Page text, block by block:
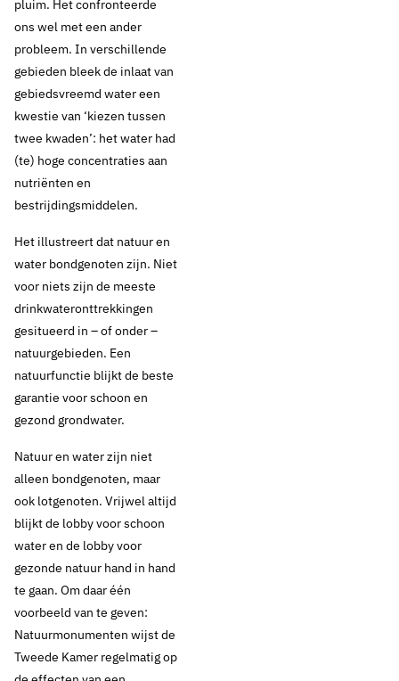
Column Natuur en
water: bondgenoten
én lotgenoten…
6 augustus 2019 Nieuws
Thema's:
pluim. Het confronteerde
ons wel met een ander
probleem. In verschillende
gebieden bleek de inlaat van
gebiedsvreemd water een
kwestie van ‘kiezen tussen
twee kwaden’: het water had
(te) hoge concentraties aan
nutriënten en
bestrijdingsmiddelen.
Het illustreert dat natuur en
water bondgenoten zijn. Niet
voor niets zijn de meeste
drinkwateronttrekkingen
gesitueerd in – of onder –
natuurgebieden. Een
natuurfunctie blijkt de beste
garantie voor schoon en
gezond grondwater.
Natuur en water zijn niet
alleen bondgenoten, maar
ook lotgenoten. Vrijwel altijd
blijkt de lobby voor schoon
water en de lobby voor
gezonde natuur hand in hand
te gaan. Om daar één
voorbeeld van te geven:
Natuurmonumenten wijst de
Tweede Kamer regelmatig op